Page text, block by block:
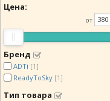
Цена:
от
Бренд
ADTi [1]
ReadyToSky [1]
Тип товара